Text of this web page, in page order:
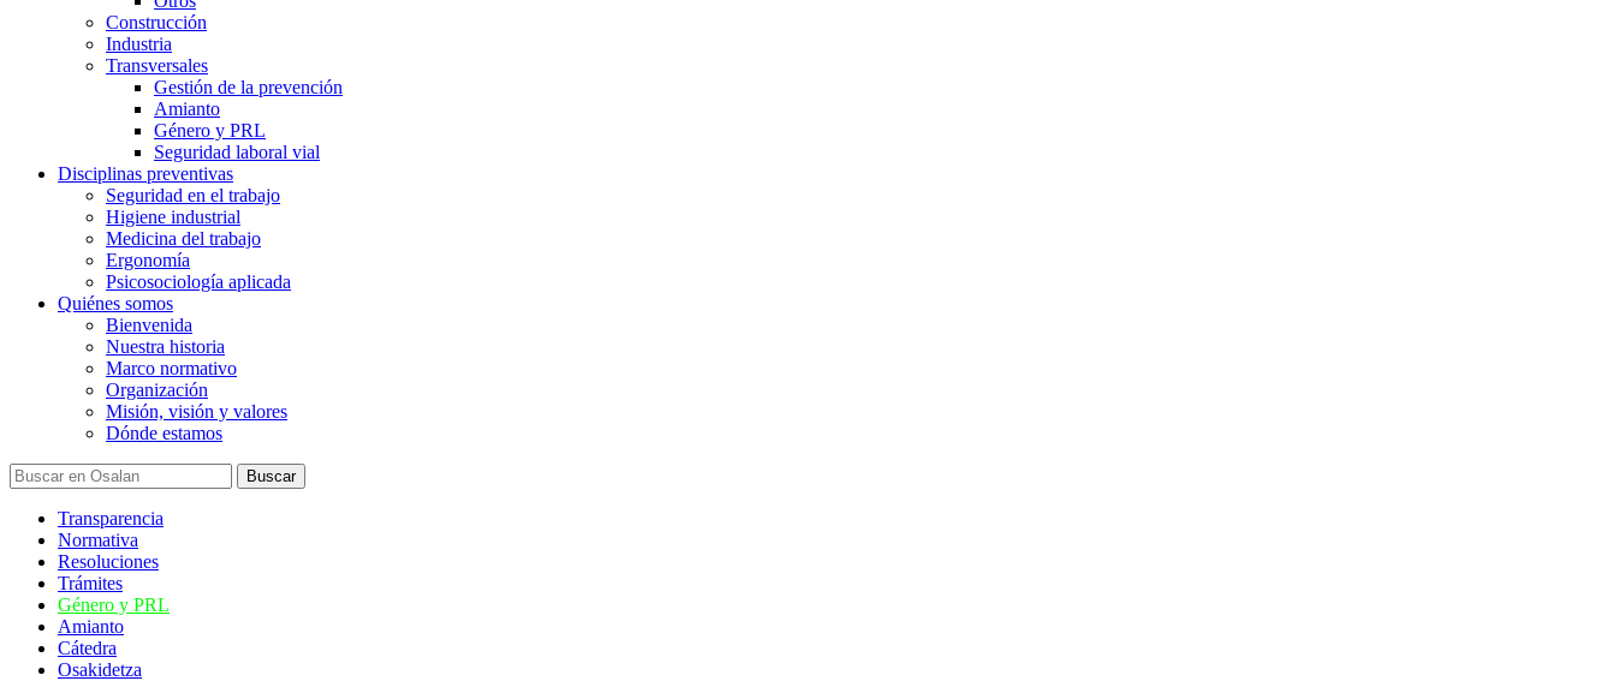
Construcción
Industria
Transversales
Gestión de la prevención
Amianto
Género y PRL
Seguridad laboral vial
Disciplinas preventivas
Seguridad en el trabajo
Higiene industrial
Medicina del trabajo
Ergonomía
Psicosociología aplicada
Quiénes somos
Bienvenida
Nuestra historia
Marco normativo
Organización
Misión, visión y valores
Dónde estamos
Transparencia
Normativa
Resoluciones
Trámites
Género y PRL
Amianto
Cátedra
Osakidetza